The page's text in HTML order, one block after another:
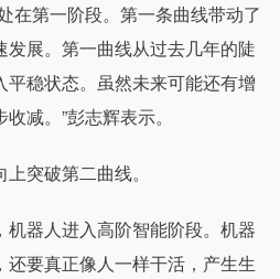
在第一阶段。第一条曲线带动了
展。第一曲线从过去几年的陡
稳状态。虽然未来可能还有增
减。”彭志辉表示。
突破第二曲线。
器人进入高阶智能阶段。机器
还要真正像人一样干活，产生生